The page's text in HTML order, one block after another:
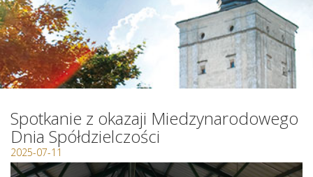
Spotkanie z okazaji Miedzynarodowego
Dnia Spółdzielczości
2025-07-11